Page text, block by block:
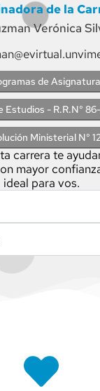
de la
Verónica
de
Estudios - R.R.N°
Ministerial N°
carrera te
mayor
ideal para vos.